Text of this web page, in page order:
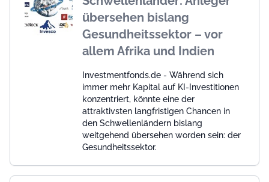
übersehen bislang
Gesundheitssektor – vor
allem Afrika und Indien
Investmentfonds.de - Während sich
immer mehr Kapital auf KI-Investitionen
konzentriert, könnte eine der
attraktivsten langfristigen Chancen in
den Schwellenländern bislang
weitgehend übersehen worden sein: der
Gesundheitssektor.